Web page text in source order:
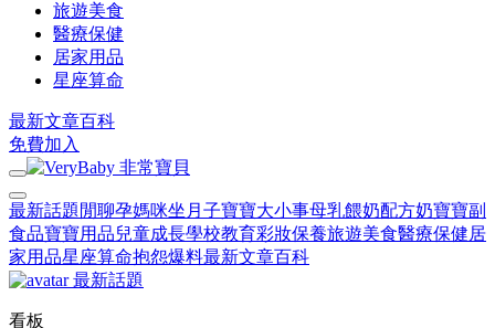
旅遊美食
醫療保健
居家用品
星座算命
最新文章百科
免費加入
最新話題 閒聊孕媽咪坐月子寶寶大小事母乳餵奶配方奶寶寶副
食品寶寶用品兒童成長學校教育彩妝保養旅遊美食醫療保健居
家用品星座算命抱怨爆料最新文章百科
最新話題
看板